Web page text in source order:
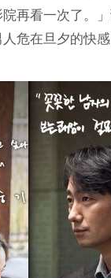
再看一次了。
危在旦夕的快